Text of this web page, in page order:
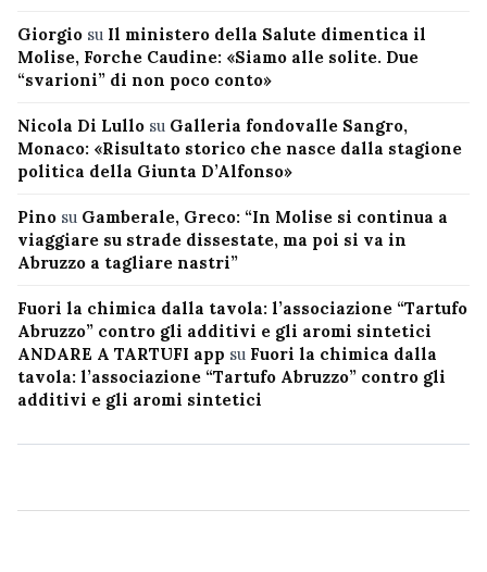
Giorgio su Il ministero della Salute dimentica il
Molise, Forche Caudine: «Siamo alle solite. Due
“svarioni” di non poco conto»
Nicola Di Lullo su Galleria fondovalle Sangro,
Monaco: «Risultato storico che nasce dalla stagione
politica della Giunta D’Alfonso»
Pino su Gamberale, Greco: “In Molise si continua a
viaggiare su strade dissestate, ma poi si va in
Abruzzo a tagliare nastri”
Fuori la chimica dalla tavola: l’associazione “Tartufo
Abruzzo” contro gli additivi e gli aromi sintetici
ANDARE A TARTUFI app su Fuori la chimica dalla
tavola: l’associazione “Tartufo Abruzzo” contro gli
additivi e gli aromi sintetici